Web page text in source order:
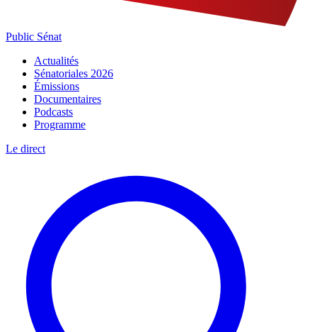
Public Sénat
Actualités
Sénatoriales 2026
Émissions
Documentaires
Podcasts
Programme
Le direct